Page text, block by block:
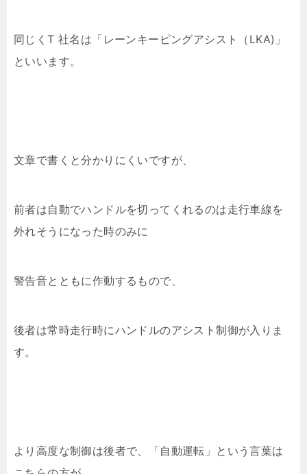
同じくT 社名は「レーンキーピングアシスト（LKA)」
といいます。
文章で書くと分かりにくいですが、
前者は自動でハンドルを切ってくれるのは走行車線を
外れそうになった時のみに
警告音とともに作動するもので、
後者は常時走行時にハンドルのアシスト制御が入りま
す。
より高度な制御は後者で、「自動運転」という言葉は